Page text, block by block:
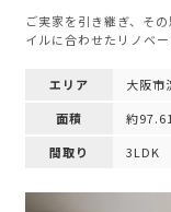
ご実家を引き継ぎ、そ
イルに合わせたリノベ
エリア
大阪市
面積
約
間取り
3LDK